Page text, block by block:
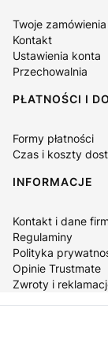
Twoje zamówienia
Kontakt
Ustawienia konta
Przechowalnia
PŁATNOŚCI I
Formy płatności
Czas i koszty
INFORMACJE
Kontakt i dane
Regulaminy
Polityka
Opinie Trustmate
Zwroty i